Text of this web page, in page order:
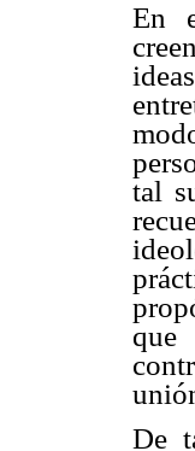
En
tal
que
De